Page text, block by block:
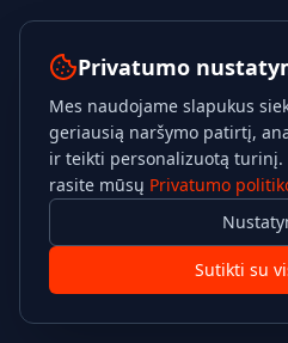
Privatumo
Mes naudojame slapukus
geriausią naršymo patirtį,
ir teikti personalizuotą
rasite mūsų Privatumo
Sutikti su